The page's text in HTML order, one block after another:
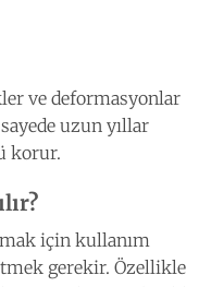
ve deformasyonlar
uzun yıllar
korur.
için kullanım
gerekir. Özellikle